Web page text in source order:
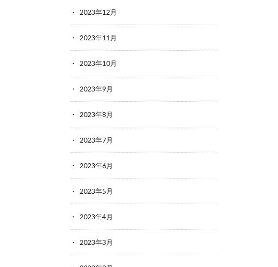
2023年12月
2023年11月
2023年10月
2023年9月
2023年8月
2023年7月
2023年6月
2023年5月
2023年4月
2023年3月